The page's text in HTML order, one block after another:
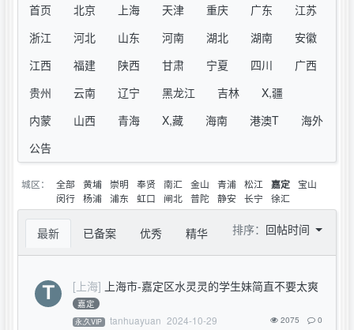
首页
北京 上海 天津 重庆 广东
江苏
浙江
河北 山东 河南 湖北 湖南
安徽
江西
福建 陕西 甘肃 宁夏 四川
广西
贵州
云南 辽宁 黑龙江 吉林
X,疆
内蒙
山西 青海 X,藏 海南 港澳T
海外
公告
城区： 全部 黄埔 崇明 奉贤 南汇 金山 青浦 松江 嘉定
宝山
闵行 杨浦 浦东 虹口 闸北 普陀 静安 长宁 徐汇
最新 已备案 优秀 精华 排序： 回帖时间
[上海] 上海市-嘉定区水灵灵的学生妹简直不要太爽
嘉定
永,久VIP tanhuayuan 2024-10-29 2075 0